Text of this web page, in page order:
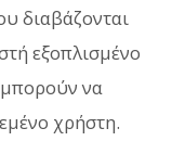
διαβάζονται
εξοπλισμένο
να
χρήστη.